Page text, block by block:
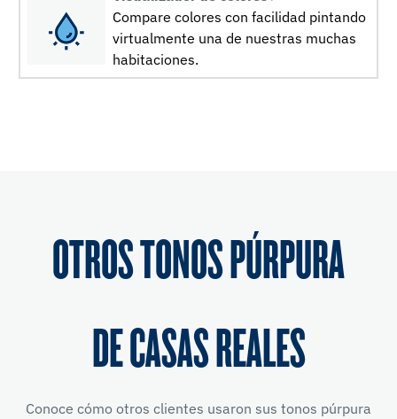
Compare colores con facilidad pintando
virtualmente una de nuestras muchas
habitaciones.
OTROS TONOS PÚRPURA
DE CASAS REALES
Conoce cómo otros clientes usaron sus tonos púrpura